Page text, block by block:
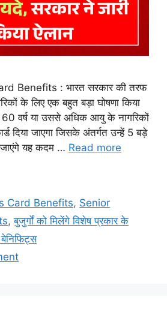
Benefits : भारत सरकार की तरफ
के लिए एक बहुत बड़ा घोषणा किया
60 वर्ष या उससे अधिक आयु के नागरिकों
दिया जाएगा जिसके अंतर्गत उन्हें 5 बड़े
जाएंगे यह कदम … Read more
Card Benefits, Senior
,बुजुर्गों को मिलेंगे विशेष प्रकार के